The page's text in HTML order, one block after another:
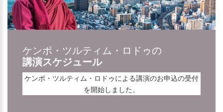
ケンポ・ツルティム・ロドゥの
講演スケジュール
ケンポ・ツルティム・ロドゥによる講演のお申込の受付
を開始しました。